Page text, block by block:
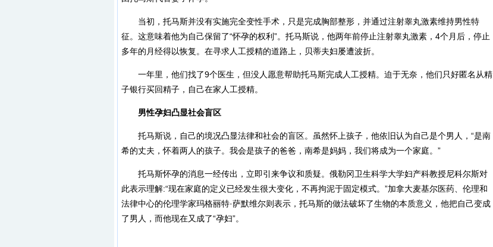
当初，托马斯并没有实施完全变性手术，只是完成胸部整形，并通过注射睾丸激素维持男性特
征。这意味着他为自己保留了“怀孕的权利”。托马斯说，他两年前停止注射睾丸激素，4个月后，停止
多年的月经得以恢复。在寻求人工授精的道路上，贝蒂夫妇屡遭波折。
一年里，他们找了9个医生，但没人愿意帮助托马斯完成人工授精。迫于无奈，他们只好匿名从精
子银行买回精子，自己在家人工授精。
男性孕妇凸显社会盲区
托马斯说，自己的境况凸显法律和社会的盲区。虽然怀上孩子，他依旧认为自己是个男人，“是南
希的丈夫，怀着两人的孩子。我会是孩子的爸爸，南希是妈妈，我们将成为一个家庭。”
托马斯怀孕的消息一经传出，立即引来争议和质疑。俄勒冈卫生科学大学妇产科教授尼科尔斯对
此表示理解:“现在家庭的定义已经发生很大变化，不再拘泥于固定模式。”加拿大麦基尔医药、伦理和
法律中心的伦理学家玛格丽特·萨默维尔则表示，托马斯的做法破坏了生物的本质意义，他把自己变成
了男人，而他现在又成了“孕妇”。